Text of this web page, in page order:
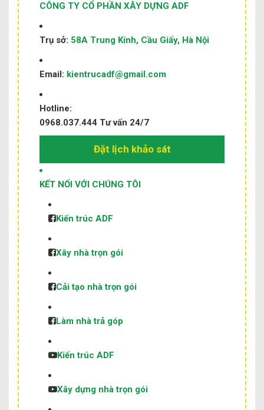
CÔNG TY CỔ PHẦN XÂY DỰNG ADF
Trụ sở: 58A Trung Kính, Cầu Giấy, Hà Nội
Email: kientrucadf@gmail.com
Hotline:
0968.037.444 Tư vấn 24/7
Đặt lịch khảo sát
KẾT NỐI VỚI CHÚNG TÔI
Kiến trúc ADF
Xây nhà trọn gói
Cải tạo nhà trọn gói
Làm nhà trả góp
Kiến trúc ADF
Xây dựng nhà trọn gói